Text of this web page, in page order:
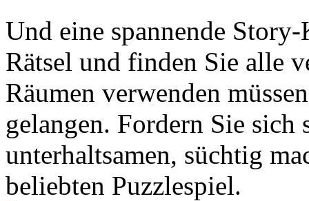
Und eine spannende
Rätsel und finden Sie alle
Räumen verwenden
gelangen. Fordern Sie sich
unterhaltsamen, süchtig
beliebten Puzzlespiel.